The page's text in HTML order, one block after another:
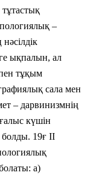
–
ықпалын, ал
тұқым
сала мен
– дарвинизмнің
күшін
19ғ II
а)